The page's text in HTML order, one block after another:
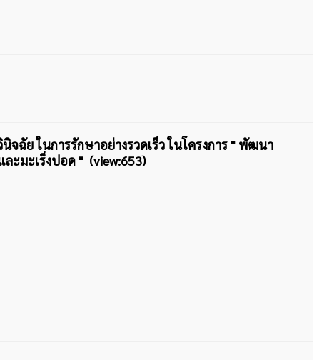
จฉัย ในการรักษาอย่างรวดเร็ว ในโครงการ " พัฒนา
ะมะเร็งปอด " (view:653)